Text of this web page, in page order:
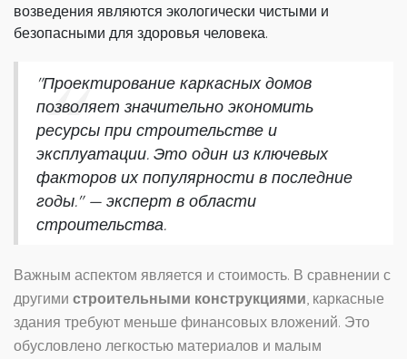
возведения являются экологически чистыми и
безопасными для здоровья человека.
"Проектирование каркасных домов
позволяет значительно экономить
ресурсы при строительстве и
эксплуатации. Это один из ключевых
факторов их популярности в последние
годы." — эксперт в области
строительства.
Важным аспектом является и стоимость. В сравнении с
другими строительными конструкциями, каркасные
здания требуют меньше финансовых вложений. Это
обусловлено легкостью материалов и малым